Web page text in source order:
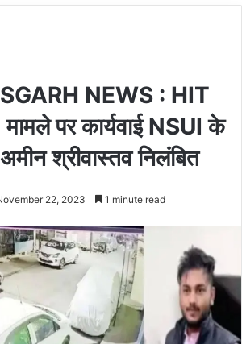
NEWS : HIT
पर कार्यवाई NSUI के
श्रीवास्तव निलंबित
22, 2023 1 minute read